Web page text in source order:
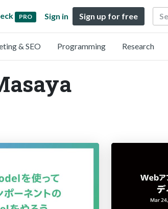
PRO Sign in Sign up for free Search
& SEO Programming Research